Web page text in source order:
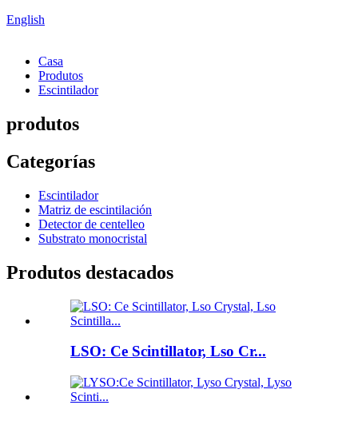
English
Casa
Produtos
Escintilador
produtos
Categorías
Escintilador
Matriz de escintilación
Detector de centelleo
Substrato monocristal
Produtos destacados
LSO: Ce Scintillator, Lso Cr...